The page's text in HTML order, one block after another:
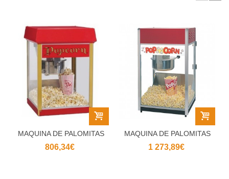
MAQUINA DE PALOMITAS
- FUN POP...
806,34€
MAQUINA DE PALOMITAS
6oz.- SIXTY...
1 273,89€